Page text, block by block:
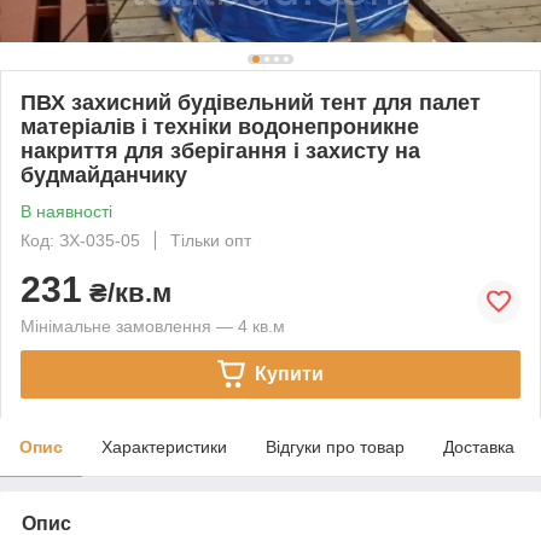
ПВХ захисний будівельний тент для палет
матеріалів і техніки водонепроникне
накриття для зберігання і захисту на
будмайданчику
В наявності
Код: ЗХ-035-05
Тільки опт
231 ₴/кв.м
Мінімальне замовлення — 4 кв.м
Купити
Опис Характеристики Відгуки про товар Доставка
Опис